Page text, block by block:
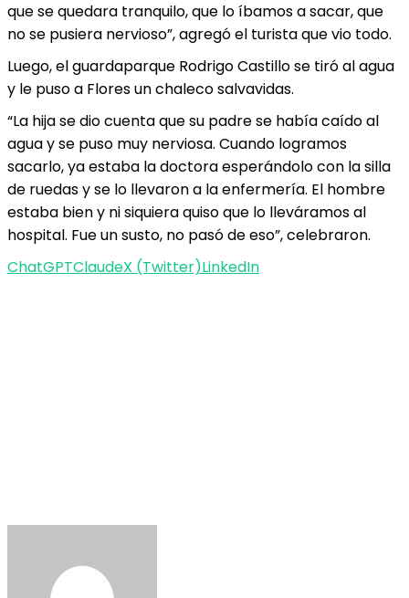
que se quedara tranquilo, que lo íbamos a sacar, que
no se pusiera nervioso”, agregó el turista que vio todo.
Luego, el guardaparque Rodrigo Castillo se tiró al agua
y le puso a Flores un chaleco salvavidas.
“La hija se dio cuenta que su padre se había caído al
agua y se puso muy nerviosa. Cuando logramos
sacarlo, ya estaba la doctora esperándolo con la silla
de ruedas y se lo llevaron a la enfermería. El hombre
estaba bien y ni siquiera quiso que lo lleváramos al
hospital. Fue un susto, no pasó de eso”, celebraron.
ChatGPTClaudeX (Twitter)LinkedIn